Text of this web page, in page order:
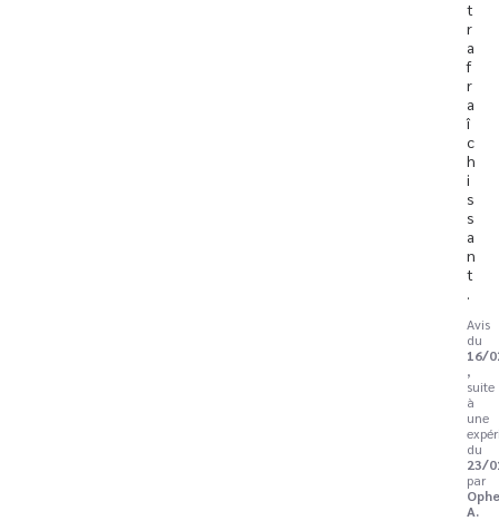
t
r
a
f
r
a
î
c
h
i
s
s
a
n
t
.
Avis
du
16/
,
suite
à
une
du
23/
par
A.